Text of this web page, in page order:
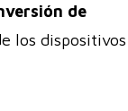
de
los dispositivos